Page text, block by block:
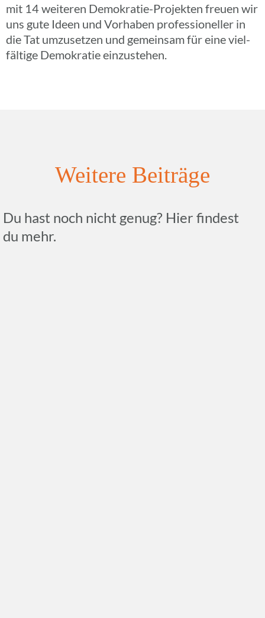
mit 14 weite­ren Demo­­kra­­tie-Projek­­ten freuen wir
uns gute Ideen und Vorha­ben profes­sio­nel­ler in
die Tat umzu­set­zen und gemein­sam für eine viel­
fäl­tige Demo­kra­tie einzustehen.
Weitere Beiträge
Du hast noch nicht genug? Hier findest
du mehr.